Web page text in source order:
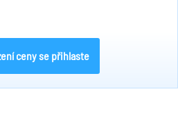
ceny se přihlaste